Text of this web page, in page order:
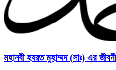
মহানবী হযরত মুহাম্মদ (সাঃ) এর জীবনী